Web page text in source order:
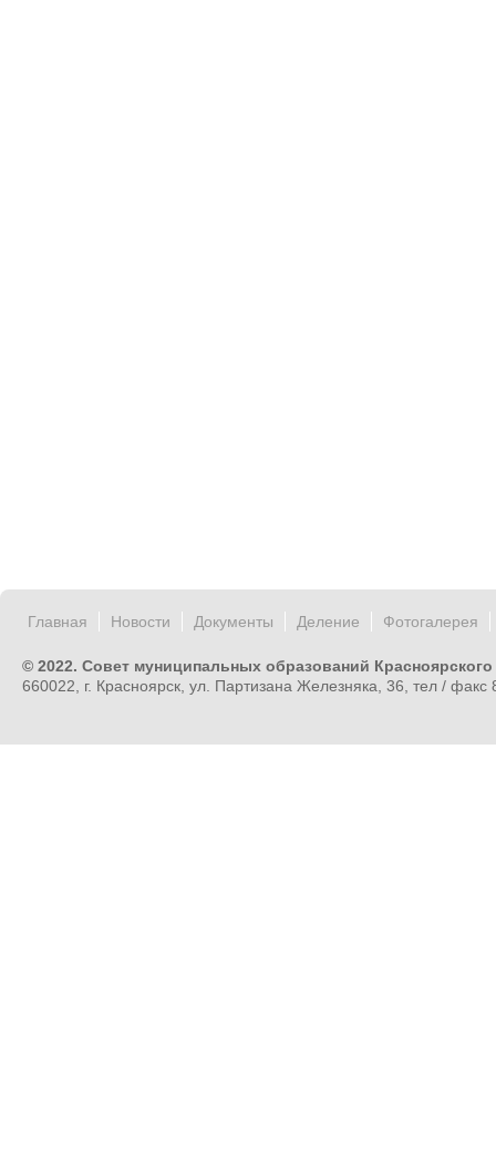
Главная Новости Документы Деление Фотогалерея
© 2022. Совет муниципальных образований Красноярского
660022, г. Красноярск, ул. Партизана Железняка, 36, тел /